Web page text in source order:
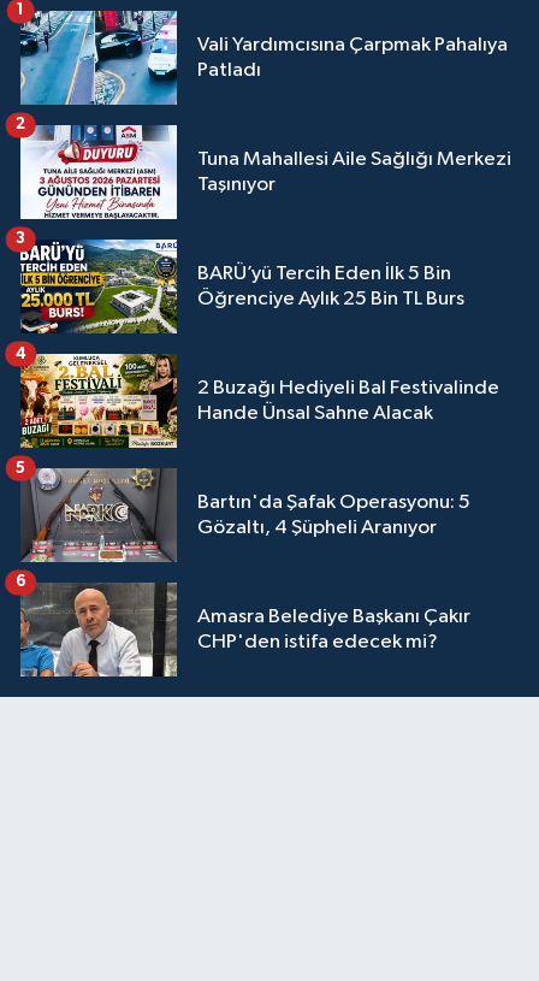
Vali Yardımcısına Çarpmak Pahalıya
Patladı
1
Tuna Mahallesi Aile Sağlığı Merkezi
Taşınıyor
2
BARÜ’yü Tercih Eden İlk 5 Bin
Öğrenciye Aylık 25 Bin TL Burs
3
2 Buzağı Hediyeli Bal Festivalinde
Hande Ünsal Sahne Alacak
4
Bartın'da Şafak Operasyonu: 5
Gözaltı, 4 Şüpheli Aranıyor
5
Amasra Belediye Başkanı Çakır
CHP'den istifa edecek mi?
6